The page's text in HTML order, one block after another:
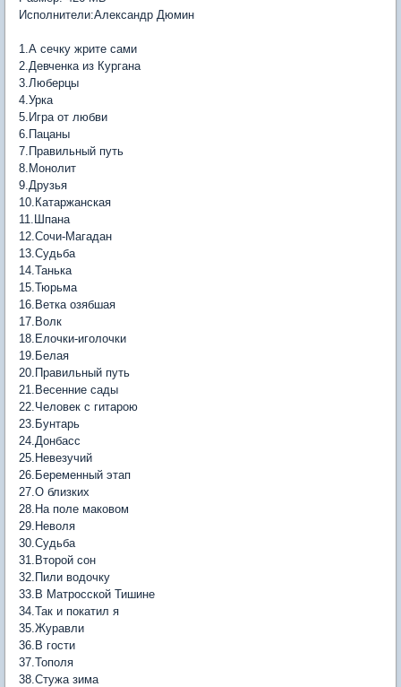
Исполнители:Александр Дюмин
1.А сечку жрите сами
2.Девченка из Кургана
3.Люберцы
4.Урка
5.Игра от любви
6.Пацаны
7.Правильный путь
8.Монолит
9.Друзья
10.Катаржанская
11.Шпана
12.Сочи-Магадан
13.Судьба
14.Танька
15.Тюрьма
16.Ветка озябшая
17.Волк
18.Елочки-иголочки
19.Белая
20.Правильный путь
21.Весенние сады
22.Человек с гитарою
23.Бунтарь
24.Донбасс
25.Невезучий
26.Беременный этап
27.О близких
28.На поле маковом
29.Неволя
30.Судьба
31.Второй сон
32.Пили водочку
33.В Матросской Тишине
34.Так и покатил я
35.Журавли
36.В гости
37.Тополя
38.Стужа зима